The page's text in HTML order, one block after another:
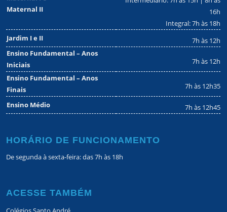
Maternal II
16h
Integral: 7h às 18h
Jardim I e II
7h às 12h
Ensino Fundamental – Anos
Iniciais
7h às 12h
Ensino Fundamental – Anos
Finais
7h às 12h35
Ensino Médio 7h às 12h45
HORÁRIO DE FUNCIONAMENTO
De segunda à sexta-feira: das 7h às 18h
ACESSE TAMBÉM